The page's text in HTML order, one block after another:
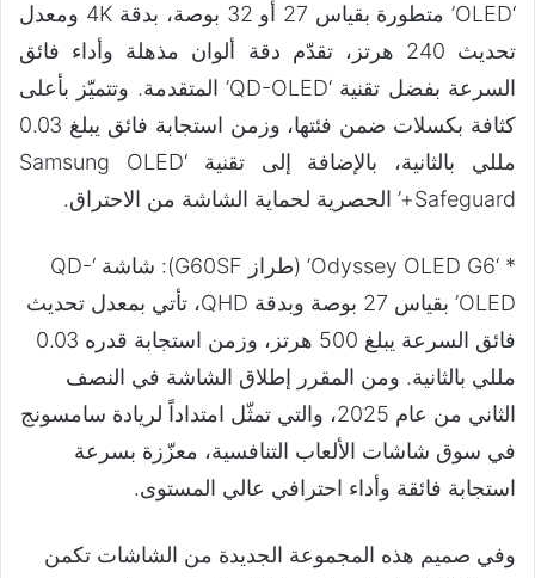
‘OLED’ متطورة بقياس 27 أو 32 بوصة، بدقة 4K ومعدل
تحديث 240 هرتز، تقدّم دقة ألوان مذهلة وأداء فائق
السرعة بفضل تقنية ‘QD-OLED’ المتقدمة. وتتميّز بأعلى
كثافة بكسلات ضمن فئتها، وزمن استجابة فائق يبلغ 0.03
مللي بالثانية، بالإضافة إلى تقنية ‘Samsung OLED
Safeguard+’ الحصرية لحماية الشاشة من الاحتراق.
* ‘Odyssey OLED G6’ (طراز G60SF): شاشة ‘QD-
OLED’ بقياس 27 بوصة وبدقة QHD، تأتي بمعدل تحديث
فائق السرعة يبلغ 500 هرتز، وزمن استجابة قدره 0.03
مللي بالثانية. ومن المقرر إطلاق الشاشة في النصف
الثاني من عام 2025، والتي تمثّل امتداداً لريادة سامسونج
في سوق شاشات الألعاب التنافسية، معزّزة بسرعة
استجابة فائقة وأداء احترافي عالي المستوى.
وفي صميم هذه المجموعة الجديدة من الشاشات تكمن